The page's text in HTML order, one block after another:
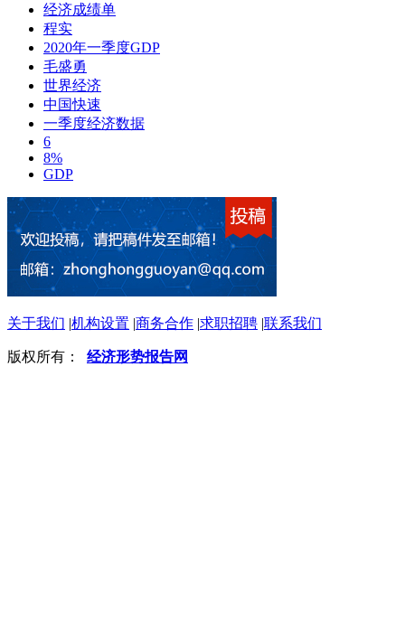
经济成绩单
程实
2020年一季度GDP
毛盛勇
世界经济
中国快速
一季度经济数据
6
8%
GDP
关于我们 |机构设置 |商务合作 |求职招聘 |联系我们
版权所有： 经济形势报告网